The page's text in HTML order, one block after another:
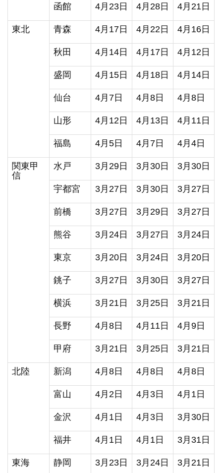
函館 4月23日 4月28日 4月21日
東北 青森 4月17日 4月22日 4月16日
秋田 4月14日 4月17日 4月12日
盛岡 4月15日 4月18日 4月14日
仙台 4月7日 4月8日 4月8日
山形 4月12日 4月13日 4月11日
福島 4月5日 4月7日 4月4日
関東甲
信
水戸 3月29日 3月30日 3月30日
宇都宮 3月27日 3月30日 3月27日
前橋 3月27日 3月29日 3月27日
熊谷 3月24日 3月27日 3月24日
東京 3月20日 3月24日 3月20日
銚子 3月27日 3月30日 3月27日
横浜 3月21日 3月25日 3月21日
長野 4月8日 4月11日 4月9日
甲府 3月21日 3月25日 3月21日
北陸 新潟 4月8日 4月8日 4月8日
富山 4月2日 4月3日 4月1日
金沢 4月1日 4月3日 3月30日
福井 4月1日 4月1日 3月31日
東海 静岡 3月23日 3月24日 3月21日